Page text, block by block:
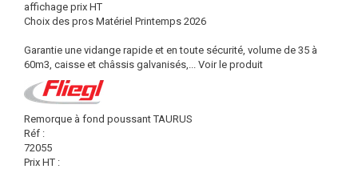
affichage prix HT
Choix des pros Matériel Printemps 2026
Garantie une vidange rapide et en toute sécurité, volume de 35 à
60m3, caisse et châssis galvanisés,... Voir le produit
Remorque à fond poussant TAURUS
Réf :
72055
Prix HT :